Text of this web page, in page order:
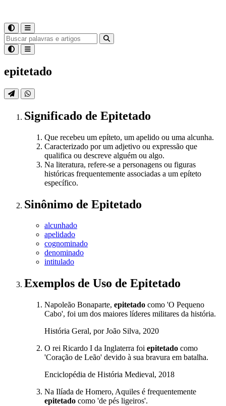
epitetado
Significado de Epitetado
Que recebeu um epíteto, um apelido ou uma alcunha.
Caracterizado por um adjetivo ou expressão que
qualifica ou descreve alguém ou algo.
Na literatura, refere-se a personagens ou figuras
históricas frequentemente associadas a um epíteto
específico.
Sinônimo de Epitetado
alcunhado
apelidado
cognominado
denominado
intitulado
Exemplos de Uso de Epitetado
Napoleão Bonaparte, epitetado como 'O Pequeno
Cabo', foi um dos maiores líderes militares da história.
História Geral, por João Silva, 2020
O rei Ricardo I da Inglaterra foi epitetado como
'Coração de Leão' devido à sua bravura em batalha.
Enciclopédia de História Medieval, 2018
Na Ilíada de Homero, Aquiles é frequentemente
epitetado como 'de pés ligeiros'.